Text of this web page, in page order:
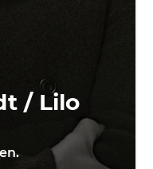
/ Lilo